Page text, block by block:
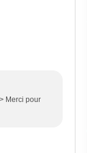
Merci pour